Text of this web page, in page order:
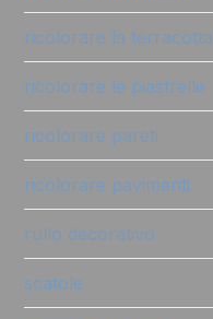
ricolorare la terracotta
ricolorare le piastrelle
ricolorare pareti
ricolorare pavimenti
rullo decorativo
scatole